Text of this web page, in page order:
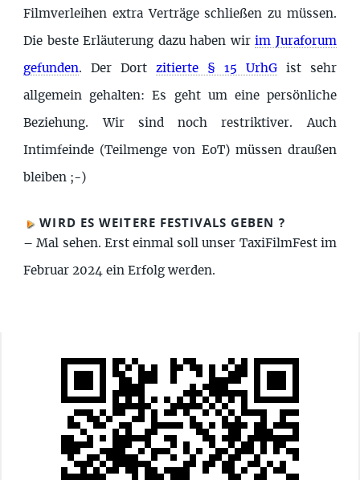
Filmverleihen extra Verträge schließen zu müssen.
Die beste Erläuterung dazu haben wirim Juraforum
gefunden. Der Dortzitierte § 15 UrhGist sehr
allgemein gehalten: Es geht um eine persönliche
Beziehung. Wir sind noch restriktiver. Auch
Intimfeinde (Teilmenge von EoT) müssen draußen
bleiben ;-)
WIRD ES WEITERE FESTIVALS GEBEN ?
– Mal sehen. Erst einmal soll unser TaxiFilmFest im
Februar 2024 ein Erfolg werden.